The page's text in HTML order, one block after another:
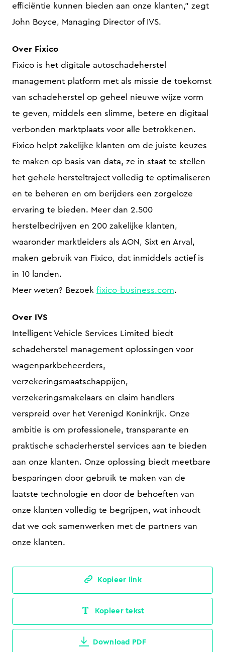
efficiëntie kunnen bieden aan onze klanten,” zegt
John Boyce, Managing Director of IVS.
Over Fixico
Fixico is het digitale autoschadeherstel
management platform met als missie de toekomst
van schadeherstel op geheel nieuwe wijze vorm
te geven, middels een slimme, betere en digitaal
verbonden marktplaats voor alle betrokkenen.
Fixico helpt zakelijke klanten om de juiste keuzes
te maken op basis van data, ze in staat te stellen
het gehele hersteltraject volledig te optimaliseren
en te beheren en om berijders een zorgeloze
ervaring te bieden. Meer dan 2.500
herstelbedrijven en 200 zakelijke klanten,
waaronder marktleiders als AON, Sixt en Arval,
maken gebruik van Fixico, dat inmiddels actief is
in 10 landen.
Meer weten? Bezoek fixico-business.com.
Over IVS
Intelligent Vehicle Services Limited biedt
schadeherstel management oplossingen voor
wagenparkbeheerders,
verzekeringsmaatschappijen,
verzekeringsmakelaars en claim handlers
verspreid over het Verenigd Koninkrijk. Onze
ambitie is om professionele, transparante en
praktische schaderherstel services aan te bieden
aan onze klanten. Onze oplossing biedt meetbare
besparingen door gebruik te maken van de
laatste technologie en door de behoeften van
onze klanten volledig te begrijpen, wat inhoudt
dat we ook samenwerken met de partners van
onze klanten.
Kopieer link
Kopieer tekst
Download PDF